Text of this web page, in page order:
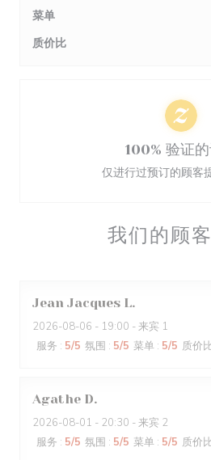
我们的顾
Jean Jacques L
2026-08-06 - 19:00 - 来宾 1
服务 : 5/5 氛围 : 5/5 菜单 : 5/5 质价
Agathe D
2026-08-01 - 20:30 - 来宾 2
服务 : 5/5 氛围 : 5/5 菜单 : 5/5 质价
菜单
质价比
100% 验证
仅进行过预订的顾客